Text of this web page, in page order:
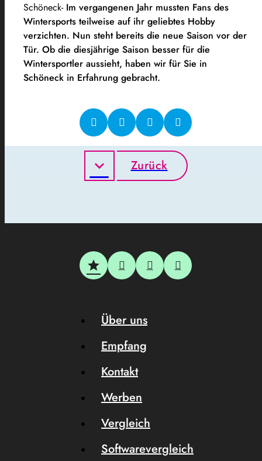
Schöneck- Im vergangenen Jahr mussten Fans des
Wintersports teilweise auf ihr geliebtes Hobby
verzichten. Nun steht bereits die neue Saison vor der
Tür. Ob die diesjährige Saison besser für die
Wintersportler aussieht, haben wir für Sie in
Schöneck in Erfahrung gebracht.
Zurück
Über uns
Empfang
Kontakt
Werben
Vergleich
Softwarevergleich